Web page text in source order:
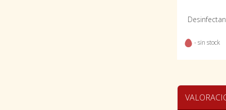
- sin stock